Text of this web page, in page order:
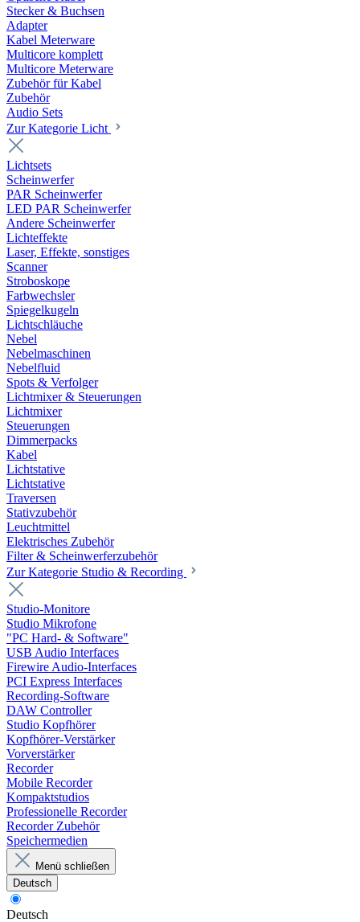
Stecker & Buchsen
Adapter
Kabel Meterware
Multicore komplett
Multicore Meterware
Zubehör für Kabel
Zubehör
Audio Sets
Zur Kategorie Licht
Lichtsets
Scheinwerfer
PAR Scheinwerfer
LED PAR Scheinwerfer
Andere Scheinwerfer
Lichteffekte
Laser, Effekte, sonstiges
Scanner
Stroboskope
Farbwechsler
Spiegelkugeln
Lichtschläuche
Nebel
Nebelmaschinen
Nebelfluid
Spots & Verfolger
Lichtmixer & Steuerungen
Lichtmixer
Steuerungen
Dimmerpacks
Kabel
Lichtstative
Lichtstative
Traversen
Stativzubehör
Leuchtmittel
Elektrisches Zubehör
Filter & Scheinwerferzubehör
Zur Kategorie Studio & Recording
Studio-Monitore
Studio Mikrofone
"PC Hard- & Software"
USB Audio Interfaces
Firewire Audio-Interfaces
PCI Express Interfaces
Recording-Software
DAW Controller
Studio Kopfhörer
Kopfhörer-Verstärker
Vorverstärker
Recorder
Mobile Recorder
Kompaktstudios
Professionelle Recorder
Recorder Zubehör
Speichermedien
Menü schließen
Deutsch
Deutsch